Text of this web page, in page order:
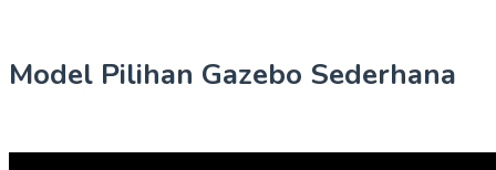
Model Pilihan Gazebo Sederhana